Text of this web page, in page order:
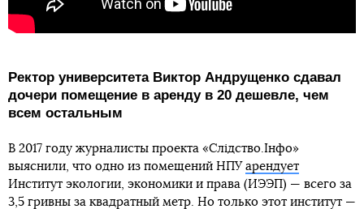
Ректор университета Виктор Андрущенко сдавал
дочери помещение в аренду в 20 дешевле, чем
всем остальным
В 2017 году журналисты проекта «Слідство.Інфо»
выяснили, что одно из помещений НПУ арендует
Институт экологии, экономики и права (ИЭЭП) — всего за
3,5 гривны за квадратный метр. Но только этот институт —